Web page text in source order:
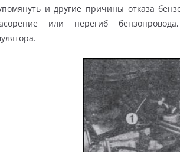
и другие причины отказа
или перегиб